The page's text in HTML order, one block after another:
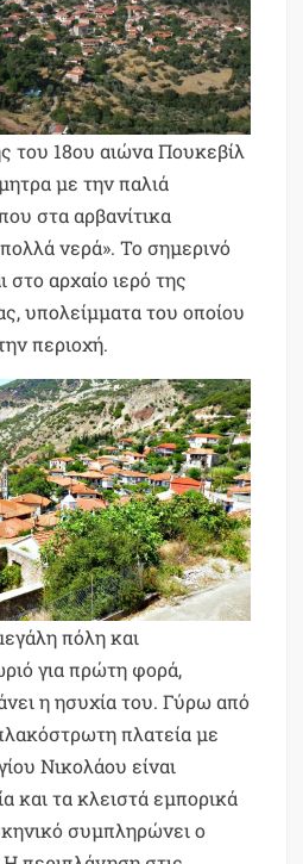
του 18ου αιώνα Πουκεβίλ
με την παλιά
στα αρβανίτικα
νερά». Το σημερινό
στο αρχαίο ιερό της
υπολείμματα του οποίου
περιοχή.
πόλη και
για πρώτη φορά,
η ησυχία του. Γύρω από
πλατεία με
Νικολάου είναι
και τα κλειστά εμπορικά
συμπληρώνει o